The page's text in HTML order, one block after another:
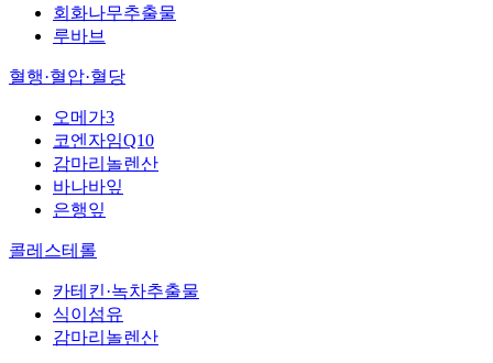
회화나무추출물
루바브
혈행·혈압·혈당
오메가3
코엔자임Q10
감마리놀렌산
바나바잎
은행잎
콜레스테롤
카테킨·녹차추출물
식이섬유
감마리놀렌산